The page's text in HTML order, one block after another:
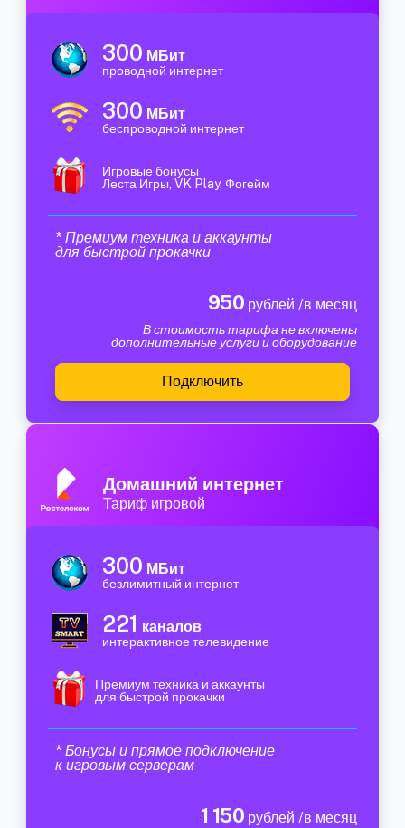
300 МБит
проводной интернет
300 МБит
беспроводной интернет
Игровые бонусы
Леста Игры, VK Play, Фогейм
* Премиум техника и аккаунты
для быстрой прокачки
950 рублей /в месяц
В стоимость тарифа не включены
дополнительные услуги и оборудование
Подключить
Домашний интернет
Тариф игровой
300 МБит
безлимитный интернет
221 каналов
интерактивное телевидение
Премиум техника и аккаунты
для быстрой прокачки
* Бонусы и прямое подключение
к игровым серверам
1 150 рублей /в месяц